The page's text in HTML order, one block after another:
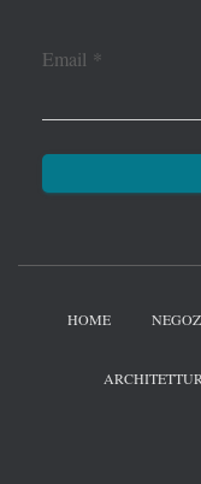
Email *
HOME